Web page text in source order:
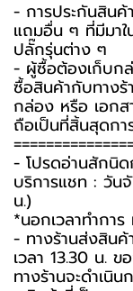
- การประกันสิน
แถมอื่น ๆ ที่มีมา
ปลั๊กรุ่นต่าง ๆ
-️ ผู้ซื้อต้องเก็บก
ซื้อสินค้ากับทางร้
กล่อง หรือ เอกส
ถือเป็นที่สิ้นสุดก
-️ โปรดอ่านสักนิ
บริการแชท : วัน
น.)
*นอกเวลาทำกา
- ทางร้านส่งสิน
เวลา 13.30 น.
ทางร้านจะดำเนิ